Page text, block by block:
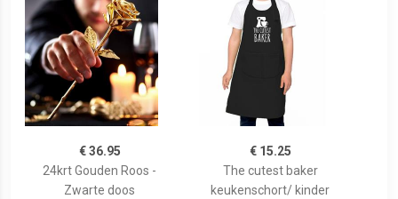
€ 36.95
24krt Gouden Roos -
Zwarte doos
€ 15.25
The cutest baker
keukenschort/ kinder